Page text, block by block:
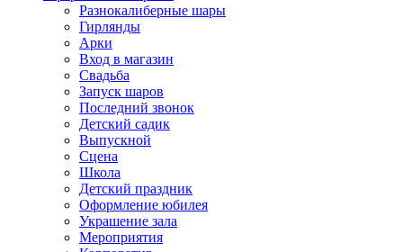
Разнокалиберные шары
Гирлянды
Арки
Вход в магазин
Свадьба
Запуск шаров
Последний звонок
Детский садик
Выпускной
Сцена
Школа
Детский праздник
Оформление юбилея
Украшение зала
Мероприятия